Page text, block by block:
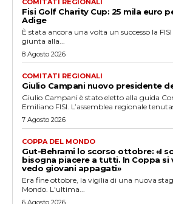
Fisi Golf Charity Cup: 25 mila euro
Adige
È stata ancora una volta un successo la
giunta alla...
8 Agosto 2026
COMITATI REGIONALI
Giulio Campani nuovo presidente
Giulio Campani è stato eletto alla guida
Emiliano FISI. L’assemblea regionale
7 Agosto 2026
COPPA DEL MONDO
Gut-Behrami lo scorso ottobre: «I
bisogna piacere a tutti. In Coppa si
vedo giovani appagati»
Era fine ottobre, la vigilia di una nuova
Mondo. L'ultima...
6 Agosto 2026